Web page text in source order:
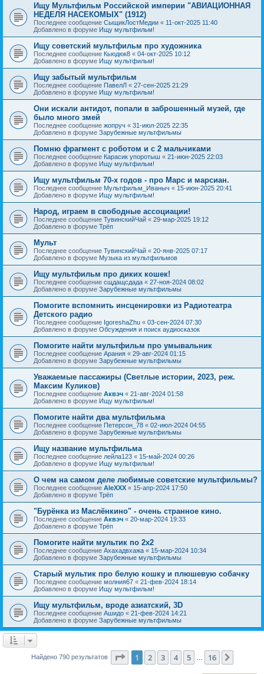
Ищу Мультфильм Российской империи "АВИАЦИОННАЯ
НЕДЕЛЯ НАСЕКОМЫХ" (1912)
Последнее сообщение СыщикЛостМедии « 11-окт-2025 11:40
Добавлено в форуме Ищу мультфильм!
Ищу советский мультфильм про художника
Последнее сообщение Кьюдюк8 « 04-окт-2025 10:12
Добавлено в форуме Ищу мультфильм!
Ищу забытый мультфильм
Последнее сообщение ПавелЛ « 27-сен-2025 21:29
Добавлено в форуме Ищу мультфильм!
Они искали антидот, попали в заброшенный музей, где
было много змей
Последнее сообщение жопруч « 31-июл-2025 22:35
Добавлено в форуме Зарубежные мультфильмы
Помню фрагмент с роботом и с 2 мальчиками
Последнее сообщение Карасик упоротыш « 21-июн-2025 22:03
Добавлено в форуме Ищу мультфильм!
Ищу мультфильм 70-х годов - про Марс и марсиан.
Последнее сообщение Мультфильм_Иваныч « 15-июн-2025 20:41
Добавлено в форуме Ищу мультфильм!
Народ, играем в свободные ассоциации!
Последнее сообщение ТувинскийЧай « 29-мар-2025 19:12
Добавлено в форуме Трёп
Мульт
Последнее сообщение ТувинскийЧай « 20-янв-2025 07:17
Добавлено в форуме Музыка из мультфильмов
Ищу мультфильм про диких кошек!
Последнее сообщение сщдащсдада « 27-ноя-2024 08:02
Добавлено в форуме Зарубежные мультфильмы
Помогите вспомнить инсценировки из Радиотеатра
Детского радио
Последнее сообщение IgoreshaZhu « 03-сен-2024 07:30
Добавлено в форуме Обсуждения и поиск аудиосказок
Помогите найти мультфильм про умывальник
Последнее сообщение Арания « 29-авг-2024 01:15
Добавлено в форуме Зарубежные мультфильмы
Уважаемые пассажиры (Светлые истории, 2023, реж.
Максим Куликов)
Последнее сообщение Аквэч « 21-авг-2024 01:58
Добавлено в форуме Ищу мультфильм!
Помогите найти два мультфильма
Последнее сообщение Петерсон_78 « 02-июл-2024 04:55
Добавлено в форуме Зарубежные мультфильмы
Ищу название мультфильма
Последнее сообщение лейла123 « 15-май-2024 00:26
Добавлено в форуме Ищу мультфильм!
О чем на самом деле любимые советские мультфильмы?
Последнее сообщение AleXXX « 15-апр-2024 17:50
Добавлено в форуме Трёп
"Бурёнка из Маслёнкино" - очень странное кино.
Последнее сообщение Аквэч « 20-мар-2024 19:33
Добавлено в форуме Трёп
Помогите найти мультик по 2х2
Последнее сообщение Ахахадвхажа « 15-мар-2024 10:34
Добавлено в форуме Зарубежные мультфильмы
Старый мультик про белую кошку и плюшевую собачку
Последнее сообщение молния67 « 21-фев-2024 18:14
Добавлено в форуме Ищу мультфильм!
Ищу мультфильм, вроде азиатский, 3D
Последнее сообщение Ашидо « 21-фев-2024 14:21
Добавлено в форуме Зарубежные мультфильмы
Найдено 790 результатов Страница из 16
1 2 3 4 5 16